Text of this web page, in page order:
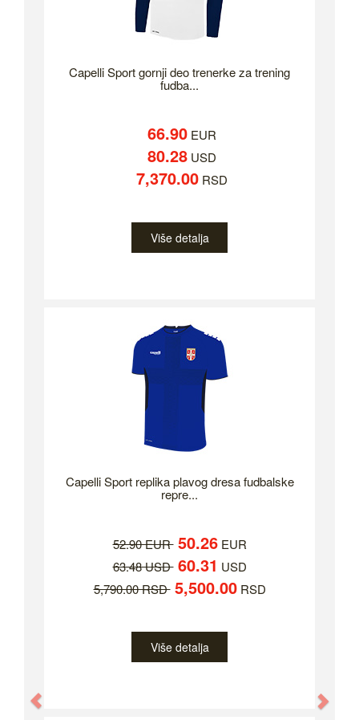
Capelli Sport gornji deo trenerke za trening
fudba...
66.90EUR
80.28USD
7,370.00RSD
Više detalja
Capelli Sport replika plavog dresa fudbalske
repre...
52.90 EUR 50.26EUR
63.48 USD 60.31 USD
5,790.00 RSD 5,500.00RSD
Više detalja